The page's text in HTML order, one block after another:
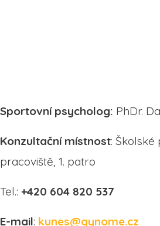
Sportovní psycholog: PhDr.
Konzultační místnost:
pracoviště, 1. patro
Tel.: +420 604 820 537
E-mail: kunes@gynome.cz